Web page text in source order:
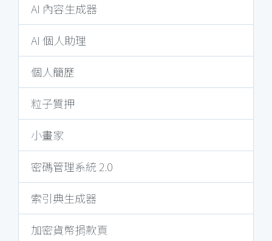
AI 內容生成器
AI 個人助理
個人簡歷
粒子質押
小畫家
密碼管理系統 2.0
索引典生成器
加密貨幣捐款頁